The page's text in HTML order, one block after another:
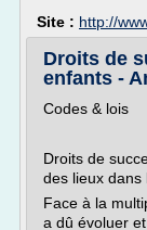
Site : http://
Droits de
enfants -
Codes & lois
Droits de
des lieux dans
Face à la
a dû évoluer